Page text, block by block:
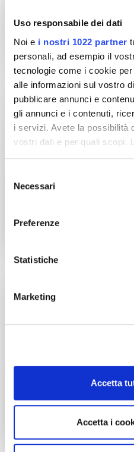
Uso responsabile dei dati
Noi e i nostri 1022 partner
personali, ad esempio il
tecnologie come i cookie
alle informazioni sul vostro
pubblicare annunci e
gli annunci e i contenuti,
i servizi. Avete la possibilità
vostri dati e per quali scopi.
modificare o revocare il
momento dalla
raccogliere
geografica, con
Identificare il tuo
Approfondisci come
dalla Dichiarazione sui
Utilizziamo i cookie per
analizzare il nostro traffico.
delNecessari
Preferenze
Statistiche
Marketing
Accetta
Accetta i